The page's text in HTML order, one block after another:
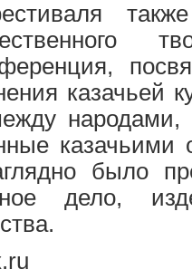
казачьей
народами,
было
дело,